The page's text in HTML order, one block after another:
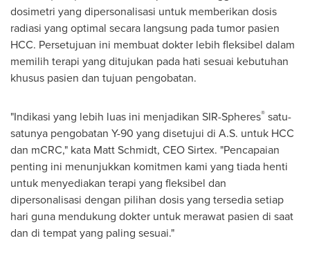
dosimetri yang dipersonalisasi untuk memberikan dosis
radiasi yang optimal secara langsung pada tumor pasien
HCC. Persetujuan ini membuat dokter lebih fleksibel dalam
memilih terapi yang ditujukan pada hati sesuai kebutuhan
khusus pasien dan tujuan pengobatan.
"Indikasi yang lebih luas ini menjadikan SIR-Spheres® satu-
satunya pengobatan Y-90 yang disetujui di A.S. untuk HCC
dan mCRC," kata Matt Schmidt, CEO Sirtex. "Pencapaian
penting ini menunjukkan komitmen kami yang tiada henti
untuk menyediakan terapi yang fleksibel dan
dipersonalisasi dengan pilihan dosis yang tersedia setiap
hari guna mendukung dokter untuk merawat pasien di saat
dan di tempat yang paling sesuai."